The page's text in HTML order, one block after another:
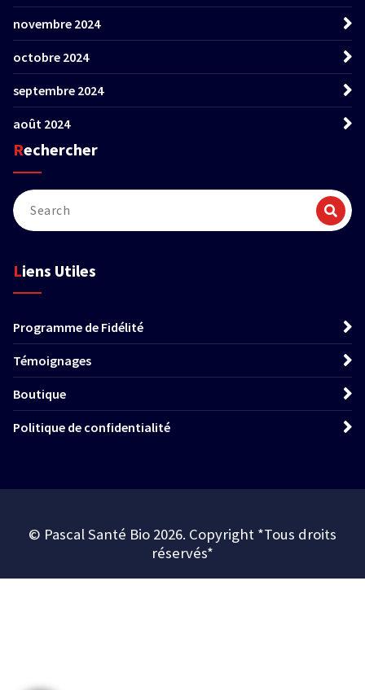
novembre 2024
octobre 2024
septembre 2024
août 2024
Rechercher
Liens Utiles
Programme de Fidélité
Témoignages
Boutique
Politique de confidentialité
© Pascal Santé Bio 2026. Copyright *Tous droits
réservés*